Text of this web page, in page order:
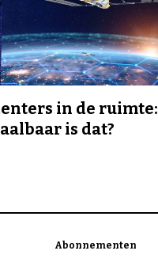
in de ruimte:
is dat?
Abonnementen